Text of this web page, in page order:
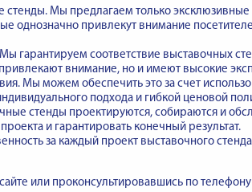
стенды. Мы предлагаем только
однозначно привлекут внимание
Мы гарантируем соответствие выставочных
внимание, но и имеют высокие
Мы можем обеспечить это за счет
подхода и гибкой ценовой
стенды проектируются, собираются и
и гарантировать конечный результат.
за каждый проект выставочного стенда
или проконсультировавшись по